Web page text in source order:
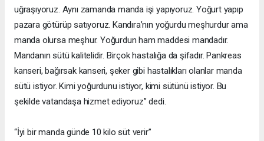
uğraşıyoruz. Aynı zamanda manda işi yapıyoruz. Yoğurt yapıp
pazara götürüp satıyoruz. Kandıra’nın yoğurdu meşhurdur ama
manda olursa meşhur. Yoğurdun ham maddesi mandadır.
Mandanın sütü kalitelidir. Birçok hastalığa da şifadır. Pankreas
kanseri, bağırsak kanseri, şeker gibi hastalıkları olanlar manda
sütü istiyor. Kimi yoğurdunu istiyor, kimi sütünü istiyor. Bu
şekilde vatandaşa hizmet ediyoruz” dedi.
“İyi bir manda günde 10 kilo süt verir”